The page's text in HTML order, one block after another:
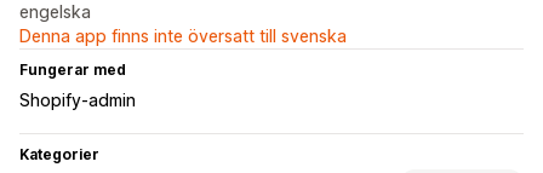
engelska
Denna app finns inte översatt till svenska
Fungerar med
Shopify-admin
Kategorier